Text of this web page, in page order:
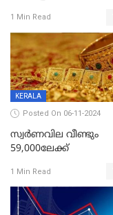
വിനിമയ മൂല്യം
1 Min Read
KERALA
Posted On 06-11-2024
സ്വര്‍ണവില വീണ്ടും
59,000ലേക്ക്
1 Min Read